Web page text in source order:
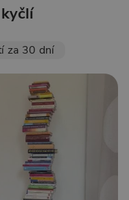
za 30 dní